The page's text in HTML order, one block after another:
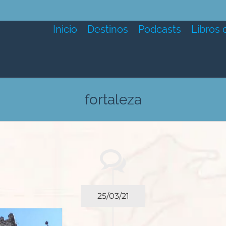
Inicio Destinos Podcasts Libros
fortaleza
25/03/21